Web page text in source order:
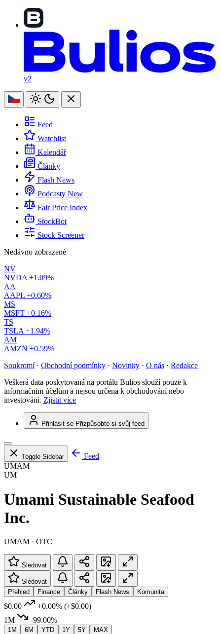
v2
Feed
Watchlist
Kalendář
Články
Flash News
Podcasty New
Fair Price Index
StockBot
Stock Screener
Nedávno zobrazené
NV
NVDA +1.09%
AA
AAPL +0.60%
MS
MSFT +0.16%
TS
TSLA +1.94%
AM
AMZN +0.59%
Soukromí · Obchodní podmínky · Novinky · O nás · Redakce
Veškerá data poskytovaná na portálu Bulios slouží pouze k
informačním účelům a nejsou určena k obchodování nebo
investování. Zjistit více
Přihlásit se Přizpůsobte si svůj feed
Toggle Sidebar
Feed
UMAM
UM
Umami Sustainable Seafood
Inc.
UMAM · OTC
Sledovat
Sledovat
Přehled
Finance Články Flash News Komunita
$0.00 +0.00% (+$0.00)
1M
-99.00%
1M 6M YTD 1Y 5Y MAX